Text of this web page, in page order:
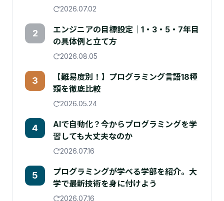
2026.07.02
2
エンジニアの目標設定｜1・3・5・7年目
の具体例と立て方
2026.08.05
3
【難易度別！】プログラミング言語18種
類を徹底比較
2026.05.24
4
AIで自動化？今からプログラミングを学
習しても大丈夫なのか
2026.07.16
5
プログラミングが学べる学部を紹介。大
学で最新技術を身に付けよう
2026.07.16